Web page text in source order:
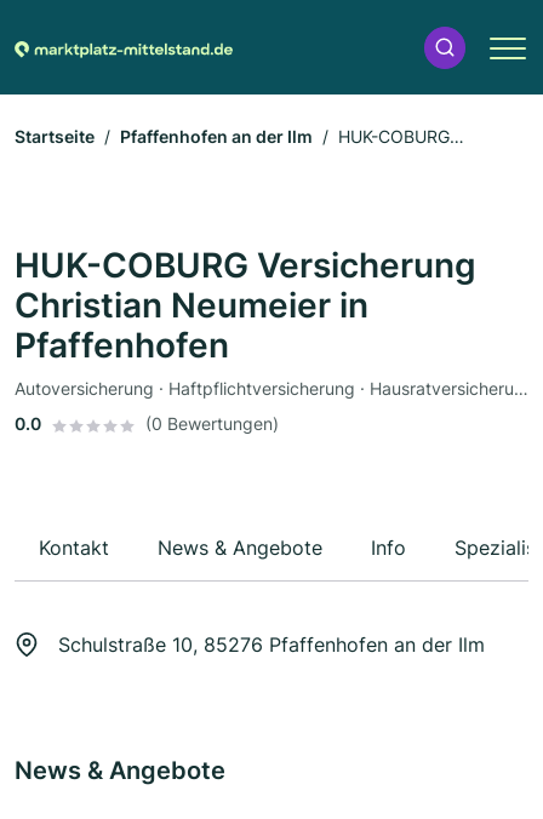
Startseite Pfaffenhofen an der Ilm
HUK-COBURG
HUK-COBURG Versicherung
Christian Neumeier in
Pfaffenhofen
Autoversicherung · Haftpflichtversicherung · Hausratversicherung · Versicherung · Krankenversicherung · Versicherungsvertreter
0.0
(0 Bewertungen)
Kontakt News & Angebote Info
Schulstraße 10, 85276 Pfaffenhofen an der Ilm
News & Angebote